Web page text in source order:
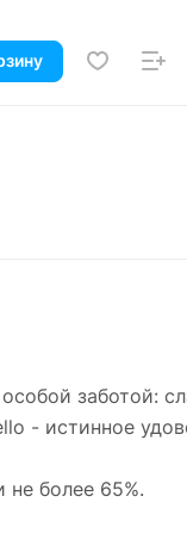
заботой:
- истинное
не более 65%.